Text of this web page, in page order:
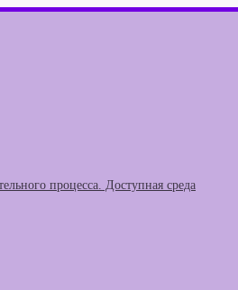
процесса. Доступная среда